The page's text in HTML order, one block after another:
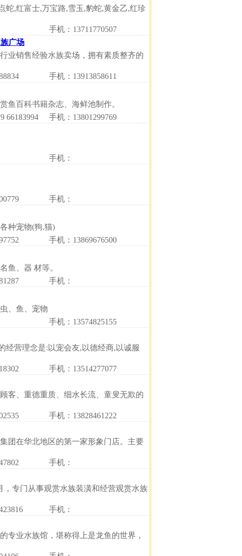
蛇,红富士,万宝路,雪玉,豹蛇,黄金乙,红珍
手机：13711770507
广场
业销售经验水族卖场，拥有素质整齐的
手机：13913858611
鱼百科书籍杂志、海鲜池制作。
66183994
手机：13801299769
手机：
手机：
种宠物(狗,猫)
手机：13869676500
鱼、器 材等。
手机：
、鱼、宠物
手机：13574825155
经营理念是:以宠会友,以德经商,以诚服
手机：13514277077
客、重德重质、细水长流、童叟无欺的
手机：13828461222
团在华北地区的第一家形象门店。主要
手机：
，专门从事观赏水族装潢和经营观赏水族
手机：
专业水族馆，堪称得上是龙鱼的世界，